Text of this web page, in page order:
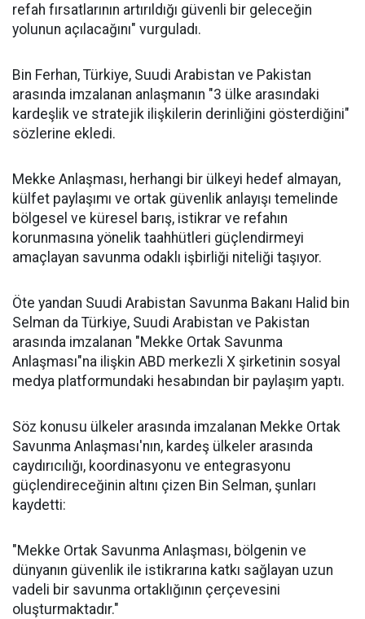
refah fırsatlarının artırıldığı güvenli bir geleceğin
yolunun açılacağını" vurguladı.
Bin Ferhan, Türkiye, Suudi Arabistan ve Pakistan
arasında imzalanan anlaşmanın "3 ülke arasındaki
kardeşlik ve stratejik ilişkilerin derinliğini gösterdiğini"
sözlerine ekledi.
Mekke Anlaşması, herhangi bir ülkeyi hedef almayan,
külfet paylaşımı ve ortak güvenlik anlayışı temelinde
bölgesel ve küresel barış, istikrar ve refahın
korunmasına yönelik taahhütleri güçlendirmeyi
amaçlayan savunma odaklı işbirliği niteliği taşıyor.
Öte yandan Suudi Arabistan Savunma Bakanı Halid bin
Selman da Türkiye, Suudi Arabistan ve Pakistan
arasında imzalanan "Mekke Ortak Savunma
Anlaşması"na ilişkin ABD merkezli X şirketinin sosyal
medya platformundaki hesabından bir paylaşım yaptı.
Söz konusu ülkeler arasında imzalanan Mekke Ortak
Savunma Anlaşması'nın, kardeş ülkeler arasında
caydırıcılığı, koordinasyonu ve entegrasyonu
güçlendireceğinin altını çizen Bin Selman, şunları
kaydetti:
"Mekke Ortak Savunma Anlaşması, bölgenin ve
dünyanın güvenlik ile istikrarına katkı sağlayan uzun
vadeli bir savunma ortaklığının çerçevesini
oluşturmaktadır."